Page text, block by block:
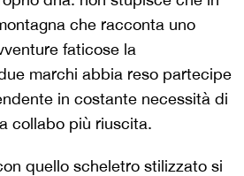
che racconta uno
faticose la
marchi abbia reso partecipe
in costante necessità di
collabo più riuscita.
quello scheletro stilizzato si